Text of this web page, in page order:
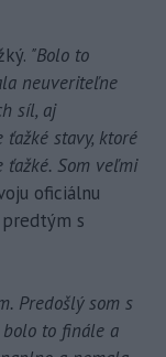
"Bolo to
neuveriteľne
síl, aj
ťažké stavy, ktoré
Som veľmi
oficiálnu
s
Predošlý som s
to finále a